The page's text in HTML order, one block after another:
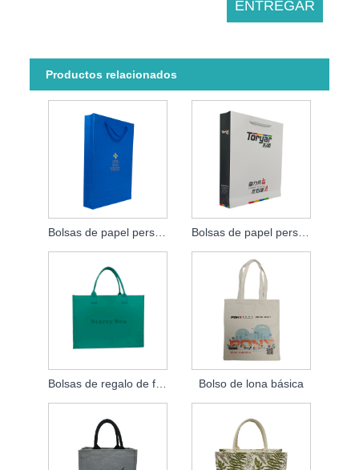
Productos relacionados
Bolso de lona básica